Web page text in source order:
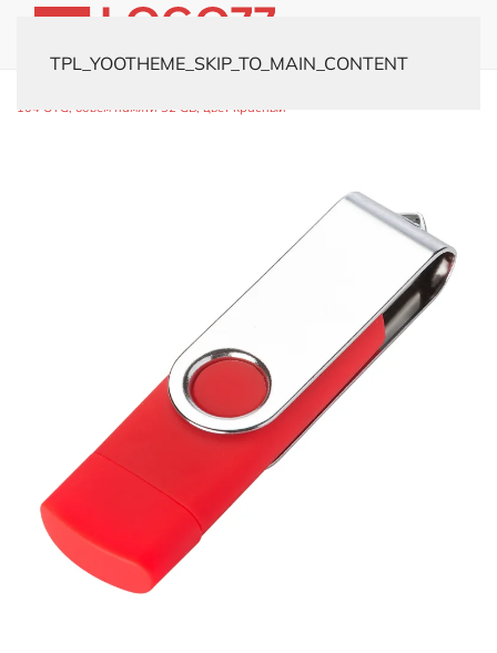
TPL_YOOTHEME_SKIP_TO_MAIN_CONTENT
104 OTG, объем памяти 32 GB, цвет красный